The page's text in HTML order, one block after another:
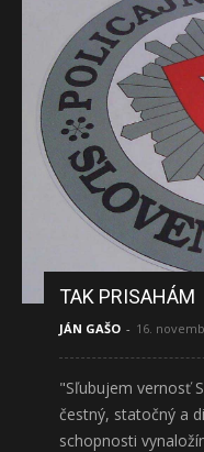
TAK PRISAHÁM
JÁN GAŠO - 16.
"Sľubujem vernosť
čestný, statočný a
schopnosti